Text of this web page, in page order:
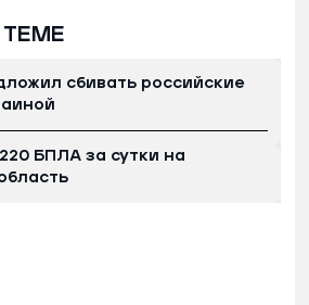
сбивать российские
БПЛА за сутки на